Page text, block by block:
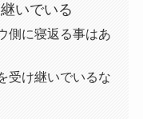
いでいる
側に寝返る事はあ
受け継いでいるな